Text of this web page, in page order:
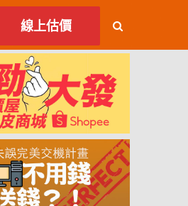
線上估價